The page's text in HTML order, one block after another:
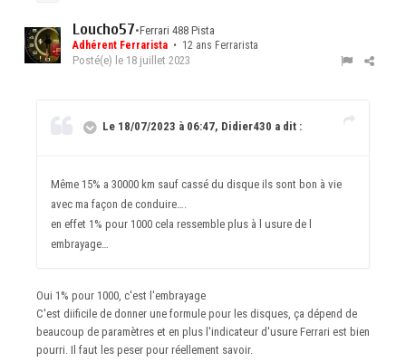
Loucho57•Ferrari 488 Pista
Adhérent Ferrarista • 12 ans Ferrarista
Posté(e) le 18 juillet 2023
Le 18/07/2023 à 06:47, Didier430 a dit :
Même 15% a 30000 km sauf cassé du disque ils sont bon à vie
avec ma façon de conduire….
en effet 1% pour 1000 cela ressemble plus à l usure de l
embrayage…
Oui 1% pour 1000, c'est l'embrayage
C'est diificile de donner une formule pour les disques, ça dépend de
beaucoup de paramètres et en plus l'indicateur d'usure Ferrari est bien
pourri. Il faut les peser pour réellement savoir.